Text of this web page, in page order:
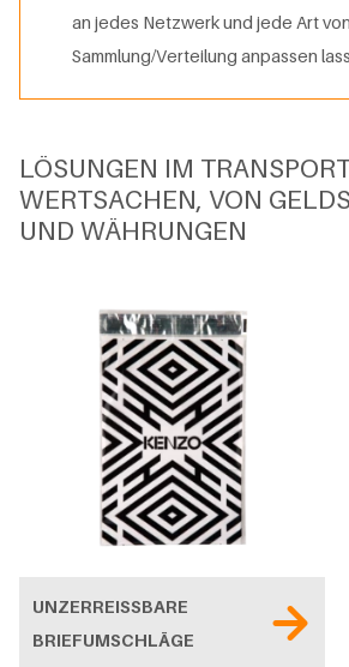
an jedes Netzwerk und jede Art von
Sammlung/Verteilung anpassen
LÖSUNGEN IM
WERTSACHEN, VON
UND WÄHRUNGEN
UNZERREISSBARE B
RIEFUMSCHLÄGE